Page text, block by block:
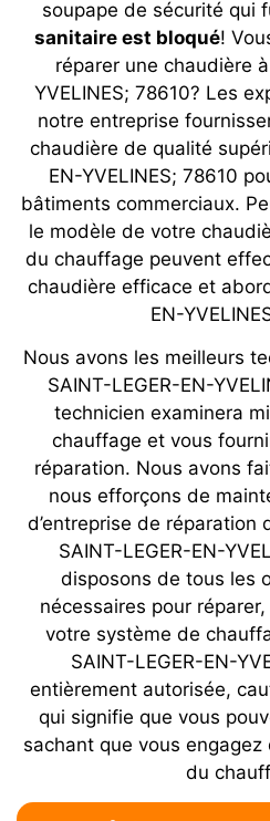
soupape de sécurité qui
sanitaire est bloqué!
réparer une chaudière
YVELINES; 78610? Les
notre entreprise
chaudière de qualité
EN-YVELINES; 78610
bâtiments commerciaux.
le modèle de votre
du chauffage peuvent
chaudière efficace et
EN-
Nous avons les meilleurs
SAINT-LEGER-EN-
technicien examinera
chauffage et vous
réparation. Nous avons
nous efforçons de
d’entreprise de réparation
SAINT-LEGER-EN-
disposons de tous les
nécessaires pour
votre système de
SAINT-LEGER-EN-
entièrement autorisée,
qui signifie que vous
sachant que vous
du